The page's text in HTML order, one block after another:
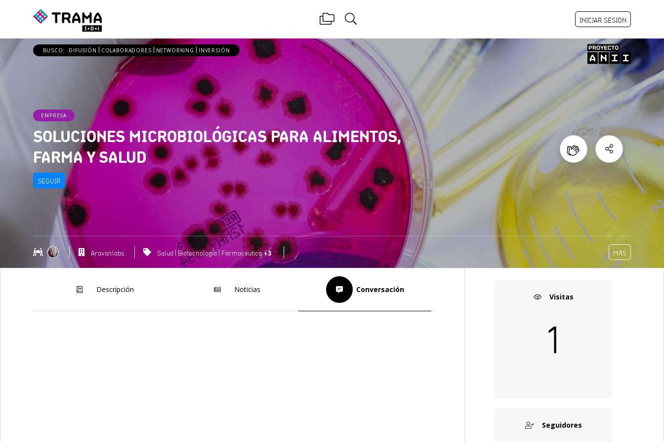
INICIAR SESIÓN
BUSCO: DIFUSIÓN COLABORADORES NETWORKING INVERSIÓN
EMPRESA
SOLUCIONES MICROBIOLÓGICAS PARA ALIMENTOS,
FARMA Y SALUD
SEGUIR
Aravanlabs Salud Biotecnología Farmacéutica +3 MÁS
Descripción Noticias Conversación
Visitas
1
Seguidores